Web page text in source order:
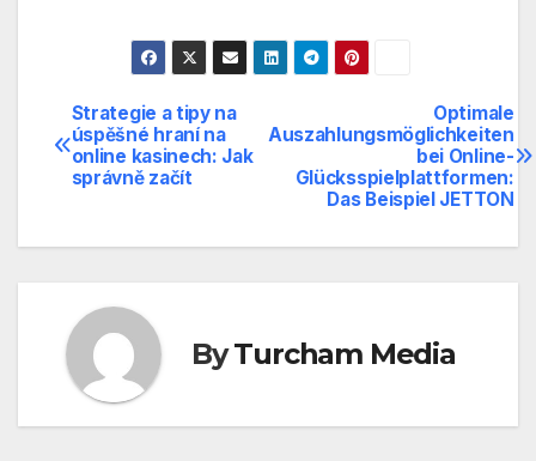
Post
navigation
Optimale
Auszahlungsmöglichkeiten
bei Online-
Glücksspielplattformen:
Das Beispiel JETTON
Strategie a tipy na
úspěšné hraní na
online kasinech: Jak
správně začít
ByTurcham Media